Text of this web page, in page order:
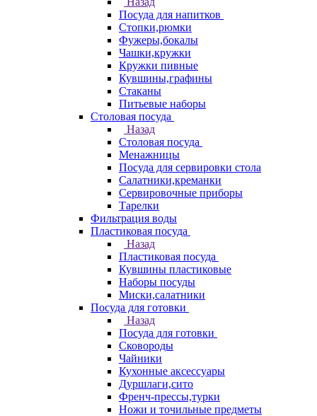
Посуда для напитков
Стопки,рюмки
Фужеры,бокалы
Чашки,кружки
Кружки пивные
Кувшины,графины
Стаканы
Питьевые наборы
Столовая посуда
Назад
Столовая посуда
Менажницы
Посуда для сервировки стола
Салатники,креманки
Сервировочные приборы
Тарелки
Фильтрация воды
Пластиковая посуда
Назад
Пластиковая посуда
Кувшины пластиковые
Наборы посуды
Миски,салатники
Посуда для готовки
Назад
Посуда для готовки
Сковороды
Чайники
Кухонные аксессуары
Дуршлаги,сито
Френч-прессы,турки
Ножи и точильные предметы